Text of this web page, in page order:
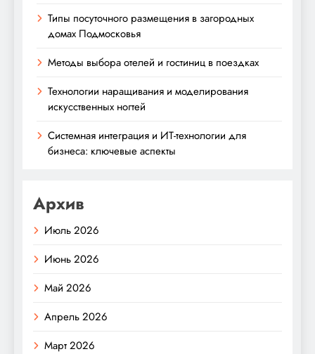
Типы посуточного размещения в загородных
домах Подмосковья
Методы выбора отелей и гостиниц в поездках
Технологии наращивания и моделирования
искусственных ногтей
Системная интеграция и ИТ-технологии для
бизнеса: ключевые аспекты
Архив
Июль 2026
Июнь 2026
Май 2026
Апрель 2026
Март 2026